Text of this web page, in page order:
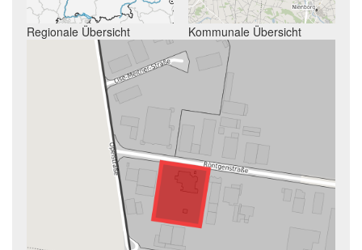
Regionale Übersicht Kommunale Übersicht